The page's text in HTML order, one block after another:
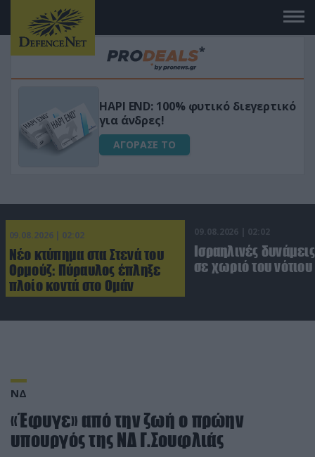
Μεταμόρφωσε τον κήπο σου με το
Ultra Box Μίνι Αλυσοπρίονο με
μπαταρία λιθίου
ΑΓΟΡΑΣΕ ΤΟ
09.08.2026 | 02:02
Νέο κτύπημα στα Στενά του
Ορμούζ: Πύραυλος έπληξε
πλοίο κοντά στο Ομάν
09.08.2026 | 02:02
Ισραηλινές
σε χωριό του
ΝΔ
«Έφυγε» από την ζωή ο πρώην
υπουργός της ΝΔ Γ.Σουφλιάς